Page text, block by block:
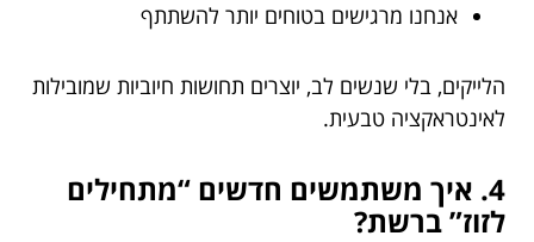
אנחנו מרגישים בטוחים יותר להשתתף
הלייקים, בלי שנשים לב, יוצרים תחושות חיוביות שמובילות
לאינטראקציה טבעית.
4. איך משתמשים חדשים “מתחילים
לזוז” ברשת?